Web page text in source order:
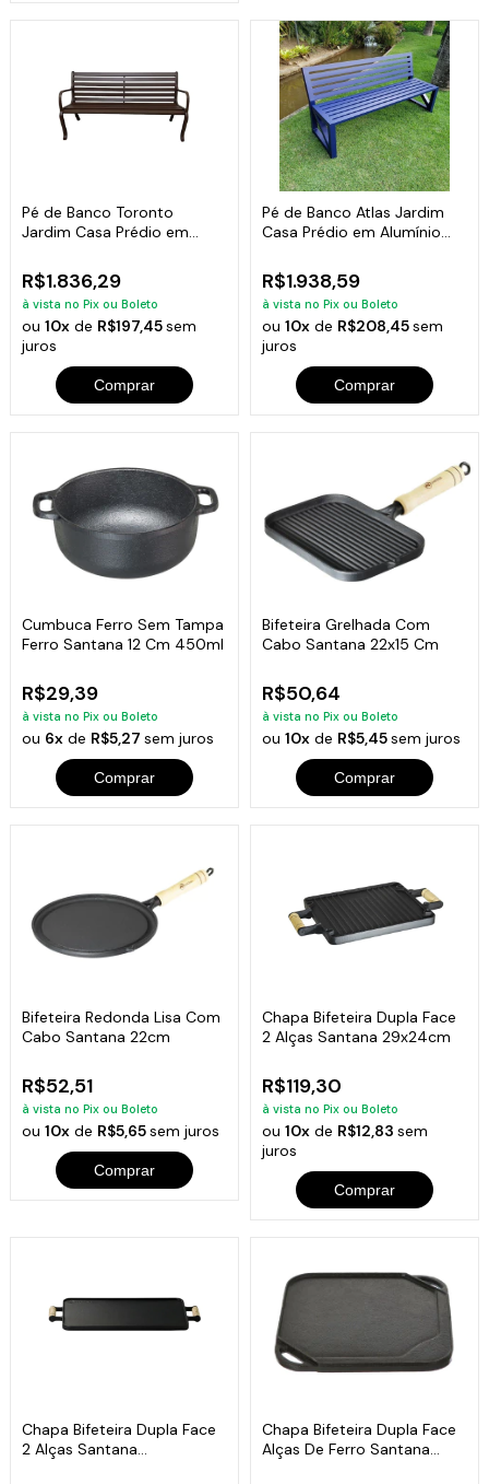
Pé de Banco Toronto
Jardim Casa Prédio em
R$1.836,29
à vista no Pix ou Boleto
ou10x de R$197,45sem
juros
Comprar
Pé de Banco Atlas Jardim
Casa Prédio em Alumínio
R$1.938,59
à vista no Pix ou Boleto
ou 10xde R$208,45sem
juros
Comprar
Cumbuca Ferro Sem Tampa
Ferro Santana 12 Cm 450ml
R$29,39
à vista no Pix ou Boleto
ou 6x de R$5,27sem juros
Comprar
Bifeteira Grelhada Com
Cabo Santana 22x15 Cm
R$50,64
à vista no Pix ou Boleto
ou 10xde R$5,45sem juros
Comprar
Bifeteira Redonda Lisa Com
Cabo Santana 22cm
R$52,51
à vista no Pix ou Boleto
ou10x de R$5,65sem juros
Comprar
Chapa Bifeteira Dupla Face
2 Alças Santana 29x24cm
R$119,30
à vista no Pix ou Boleto
ou 10xde R$12,83 sem
juros
Comprar
Chapa Bifeteira Dupla Face
2 Alças Santana
Chapa Bifeteira Dupla Face
Alças De Ferro Santana